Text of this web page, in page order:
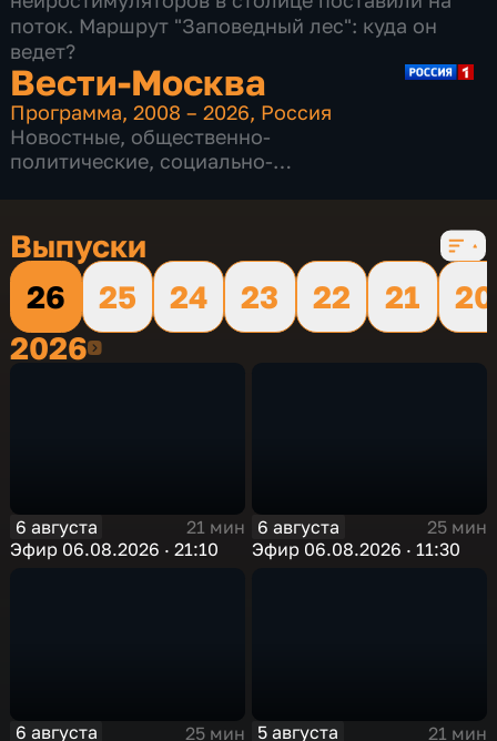
поток. Маршрут "Заповедный лес": куда он
ведет?
Вести-Москва
Программа,2008 – 2026, Россия
Новостные, общественно-
политические, социально-
Выпуски
26
25 24 23 22 21
20
20262026
6 августа
21 мин
Эфир 06.08.2026 · 21:10
6 августа
25 мин
Эфир 06.08.2026 · 11:30
6 августа
25 мин
5 августа
21 мин